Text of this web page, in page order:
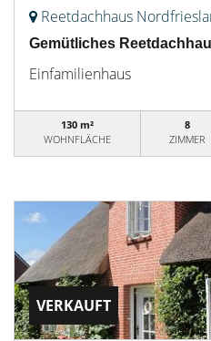
Reetdachhaus
Gemütliches
Einfamilienhaus
130 m²
WOHNFLÄCHE
8
ZIMMER
VERKAUFT